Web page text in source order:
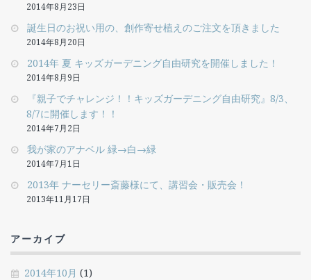
2014年8月23日
誕生日のお祝い用の、創作寄せ植えのご注文を頂きました
2014年8月20日
2014年 夏 キッズガーデニング自由研究を開催しました！
2014年8月9日
『親子でチャレンジ！！キッズガーデニング自由研究』8/3、
8/7に開催します！！
2014年7月2日
我が家のアナベル 緑→白→緑
2014年7月1日
2013年 ナーセリー斎藤様にて、講習会・販売会！
2013年11月17日
アーカイブ
2014年10月 (1)